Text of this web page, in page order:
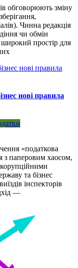
обговорюють зміну
Чинна редакція
чи обмін
простір для
нові правила
«податкова
з паперовим хаосом,
та бізнес
інспекторів
—